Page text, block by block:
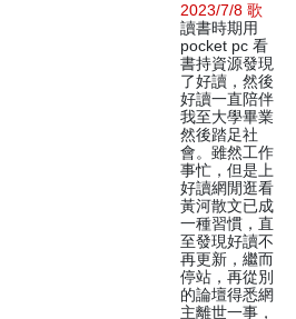
2023/7/8 歌
讀書時期用
pocket pc 看
書持資源發現
了好讀，然後
好讀一直陪伴
我至大學畢業
然後踏足社
會。雖然工作
事忙，但是上
好讀網閒逛看
黃河散文已成
一種習慣，直
至發現好讀不
再更新，繼而
停站，再從別
的論壇得悉網
主離世一事，